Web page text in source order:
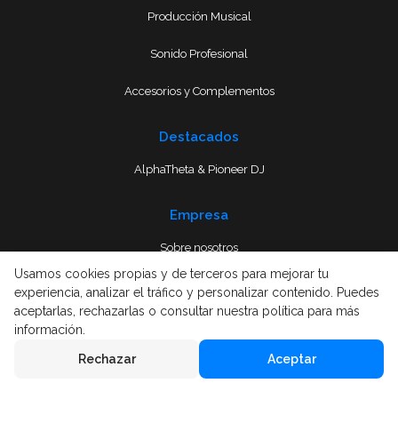
Producción Musical
Sonido Profesional
Accesorios y Complementos
Destacados
AlphaTheta & Pioneer DJ
Empresa
Sobre nosotros
Usamos cookies propias y de terceros para mejorar tu
experiencia, analizar el tráfico y personalizar contenido. Puedes
aceptarlas, rechazarlas o consultar nuestra política para más
información.
Rechazar Aceptar